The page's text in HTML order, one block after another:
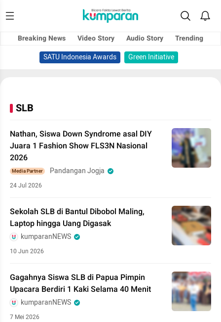
Breaking News Video Story Audio Story
Trending
SATU Indonesia Awards
Green Initiative
SLB
Nathan, Siswa Down Syndrome asal DIY
Juara 1 Fashion Show FLS3N Nasional
2026
Media Partner Pandangan Jogja
24 Jul 2026
Sekolah SLB di Bantul Dibobol Maling,
Laptop hingga Uang Digasak
kumparanNEWS
10 Jun 2026
Gagahnya Siswa SLB di Papua Pimpin
Upacara Berdiri 1 Kaki Selama 40 Menit
kumparanNEWS
7 Mei 2026